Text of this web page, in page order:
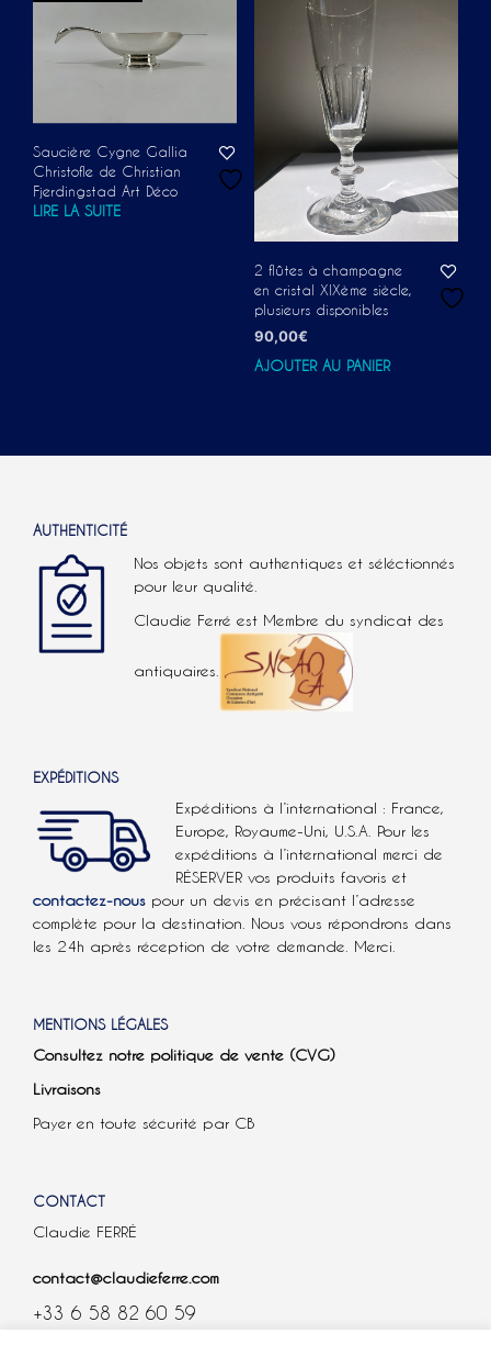
Saucière Cygne Gallia
Christofle de Christian
Fjerdingstad Art Déco
LIRE LA SUITE
2 flûtes à champagne
en cristal XIXème siècle,
plusieurs disponibles
90,00€
AJOUTER AU PANIER
AUTHENTICITÉ
Nos objets sont authentiques et séléctionnés
pour leur qualité.
Claudie Ferré est Membre du syndicat des
antiquaires.
EXPÉDITIONS
Expéditions à l’international : France,
Europe, Royaume-Uni, U.S.A. Pour les
expéditions à l’international merci de
RÉSERVER vos produits favoris et
contactez-nous pour un devis en précisant l’adresse
complète pour la destination. Nous vous répondrons dans
les 24h après réception de votre demande. Merci.
MENTIONS LÉGALES
Consultez notre politique de vente (CVG)
Livraisons
Payer en toute sécurité par CB
CONTACT
Claudie FERRÉ
contact@claudieferre.com
+33 6 58 82 60 59